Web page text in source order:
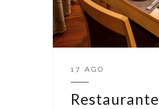
17 AGO
Restaurante